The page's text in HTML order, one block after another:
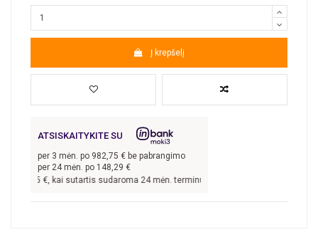
Į krepšelį
ATSISKAITYKITE SU
per 3 mėn. po 982,75 € be pabrangimo
per 24 mėn. po 148,29 €
€, kai sutartis sudaroma 24 mėn. terminui, metinė palūkanų norma –